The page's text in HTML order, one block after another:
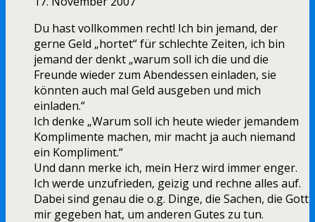
Du hast vollkommen recht! Ich bin jemand, der
gerne Geld „hortet“ für schlechte Zeiten, ich bin
jemand der denkt „warum soll ich die und die
Freunde wieder zum Abendessen einladen, sie
könnten auch mal Geld ausgeben und mich
einladen.“
Ich denke „Warum soll ich heute wieder jemandem
Komplimente machen, mir macht ja auch niemand
ein Kompliment.“
Und dann merke ich, mein Herz wird immer enger.
Ich werde unzufrieden, geizig und rechne alles auf.
Dabei sind genau die o.g. Dinge, die Sachen, die Gott
mir gegeben hat, um anderen Gutes zu tun.